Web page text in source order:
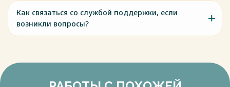
Как связаться со службой поддержки, если
возникли вопросы?